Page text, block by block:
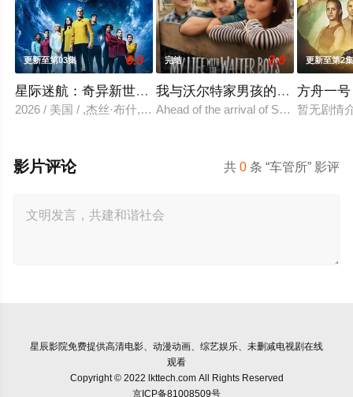
更新至第03集 6.0
星际迷航：奇异新世界 第四季
2026 / 美国 / ,杰丝·布什,克里斯蒂娜·钟,西莉亚·罗丝·古丁,阿德
完结 2.0
我与沃尔特家男孩的生活 第三季
Ahead of the arrival of Season 2,
更新至第2
方舟一
暂无剧情
共0 条 “车管所” 影评
影片评论
星辰影院免费提供高清电影、动漫动画、综艺娱乐、未删减电视剧在线
观看
Copyright © 2022 lkttech.com All Rights Reserved
京ICP备81008509号